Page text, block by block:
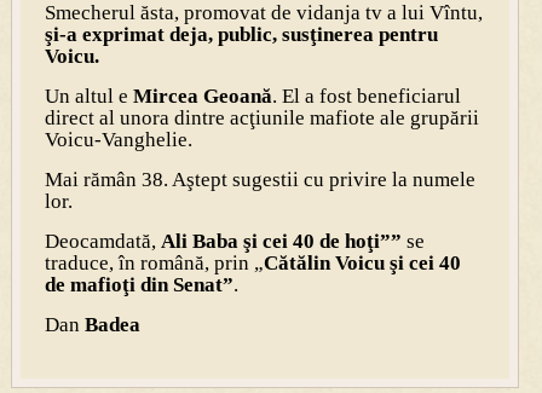
Smecherul ăsta, promovat de vidanja tv a lui Vîntu,
şi-a exprimat deja, public, susţinerea pentru
Voicu.
Un altul e Mircea Geoană. El a fost beneficiarul
direct al unora dintre acţiunile mafiote ale grupării
Voicu-Vanghelie.
Mai rămân 38. Aştept sugestii cu privire la numele
lor.
Deocamdată, Ali Baba şi cei 40 de hoţi”” se
traduce, în română, prin „Cătălin Voicu şi cei 40
de mafioţi din Senat”.
Dan Badea